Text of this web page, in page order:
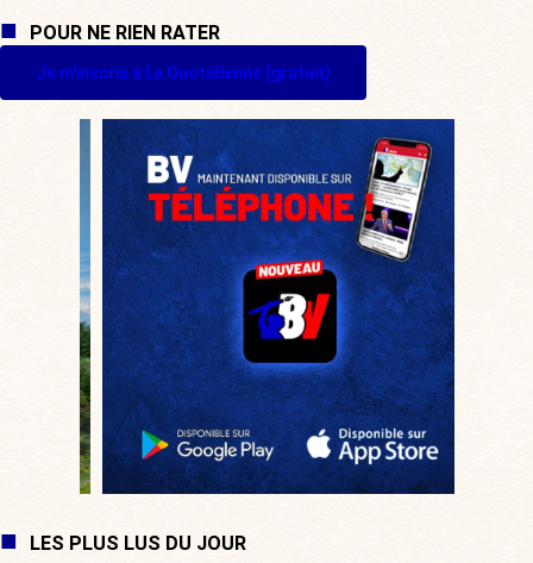
POUR NE RIEN RATER
Je m'inscris à La Quotidienne (gratuit)
LES PLUS LUS DU JOUR